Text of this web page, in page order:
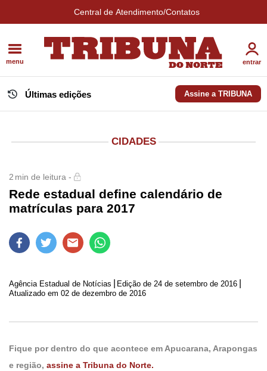
Central de Atendimento/Contatos
menu entrar
Últimas edições Assine a TRIBUNA
CIDADES
2 min de leitura -
Rede estadual define calendário de
matrículas para 2017
Agência Estadual de Notícias Edição de 24 de setembro de 2016
Atualizado em 02 de dezembro de 2016
Fique por dentro do que acontece em Apucarana, Arapongas
e região, assine a Tribuna do Norte.